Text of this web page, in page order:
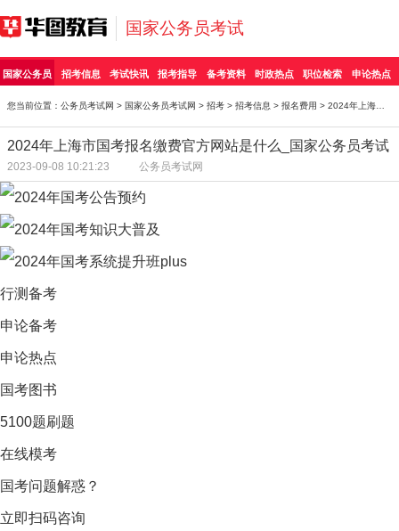
国家公务员考试
国家公务员 招考信息 考试快讯 报考指导 备考资料 时政热点 职位检索 申论热点
您当前位置： 公务员考试网 > 国家公务员考试网 > 招考 > 招考信息 > 报名费用 > 2024年上海市国考报名缴费官方网站是什么_国家公务
2024年上海市国考报名缴费官方网站是什么_国家公务员考试
2023-09-08 10:21:23 公务员考试网
行测备考
申论备考
申论热点
国考图书
5100题刷题
在线模考
国考问题解惑？
立即扫码咨询